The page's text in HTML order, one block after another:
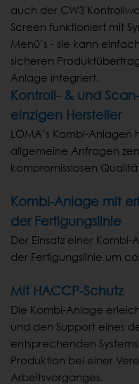
auch der CW3
Screen funktioniert mit
Menü’s - sie kann
sicheren
Anlage integriert.
Kontroll- & und
einzigen Hersteller
LOMA’s Kombi-Anlagen
allgemeine Anfragen
kompromisslosen
Kombi-Anlage mit
der Fertigungslinie
Der Einsatz einer
der Fertigungslinie um
Mit HACCP-Schutz
Die Kombi-Anlage
und den Support eines
entsprechenden
Produktion bei einer
Arbeitsvorganges.